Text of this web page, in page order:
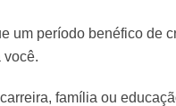
um período benéfico de
você.
família ou